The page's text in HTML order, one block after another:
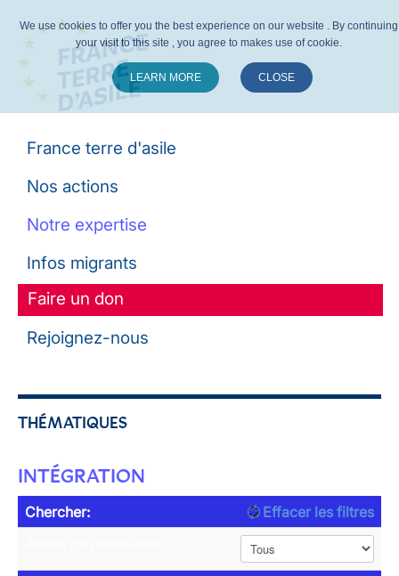
France terre d'asile
Nos actions
Notre expertise
Infos migrants
Faire un don
Rejoignez-nous
THÉMATIQUES
INTÉGRATION
Chercher:
Effacer les filtres
We use cookies to offer you the best experience on our website . By continuing
your visit to this site , you agree to makes use of cookie.
LEARN MORE CLOSE